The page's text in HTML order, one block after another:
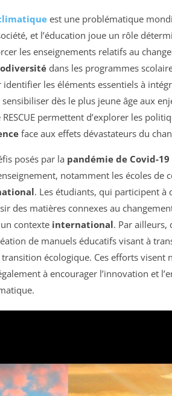
est une problématique
et l’éducation joue un rôle
les enseignements relatifs au
dans les programmes
les éléments essentiels à
dès le plus jeune âge aux
permettent d’explorer les
face aux effets dévastateurs du
posés par la pandémie de Covid-19
notamment les écoles de
. Les étudiants, qui participent à
des matières connexes au
contexte international. Par ailleurs,
de manuels éducatifs visant à
écologique. Ces efforts
à encourager l’innovation et